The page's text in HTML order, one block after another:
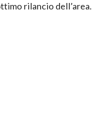
rilancio dell’area.